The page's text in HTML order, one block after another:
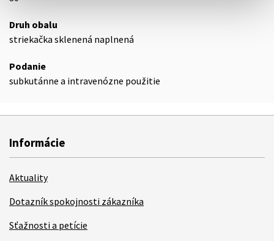
Druh obalu
striekačka sklenená naplnená
Podanie
subkutánne a intravenózne použitie
Informácie
Aktuality
Dotazník spokojnosti zákazníka
Sťažnosti a petície